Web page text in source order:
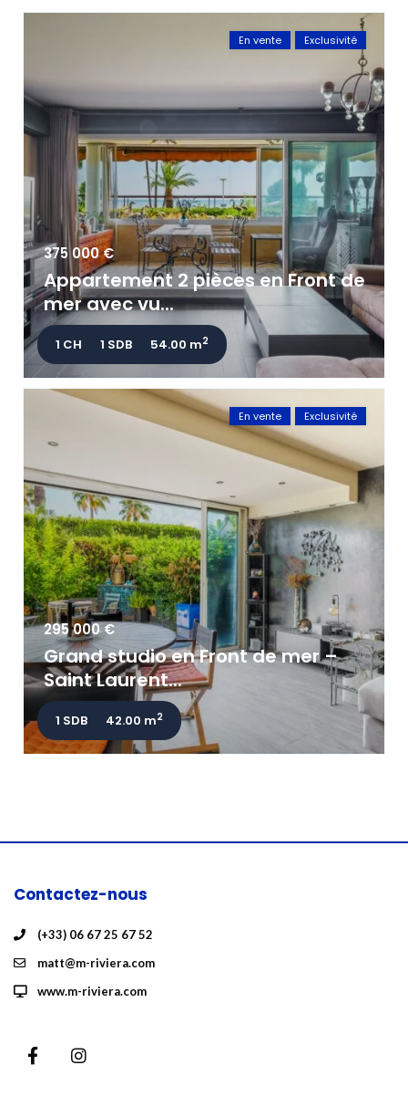
En vente Exclusivité
375 000 €
Appartement 2 pièces en Front de
mer avec vu...
1 CH 1 SDB 54.00 m2
En vente Exclusivité
295 000 €
Grand studio en Front de mer –
Saint Laurent...
1 SDB 42.00 m2
Contactez-nous
(+33) 06 67 25 67 52
matt@m-riviera.com
www.m-riviera.com